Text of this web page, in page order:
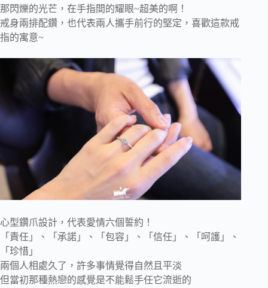
那閃爍的光芒，在手指間的耀眼~超美的啊！
戒身兩排配鑽，也代表兩人攜手前行的堅定，喜歡這款戒
指的寓意~
心型鑽爪設計，代表愛情六個誓約！
「責任」、「承諾」、「包容」、「信任」、「呵護」、
「珍惜」
兩個人相處久了，許多事情覺得自然且平淡
但當初那種熱戀的感覺是不能鬆手任它流逝的